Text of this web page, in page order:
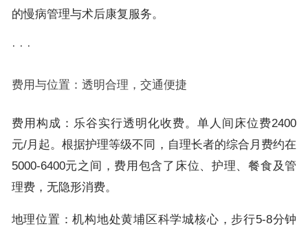
的慢病管理与术后康复服务。
· · ·
费用与位置：透明合理，交通便捷
费用构成：乐谷实行透明化收费。单人间床位费2400
元/月起。根据护理等级不同，自理长者的综合月费约在
5000-6400元之间，费用包含了床位、护理、餐食及管
理费，无隐形消费。
地理位置：机构地处黄埔区科学城核心，步行5-8分钟